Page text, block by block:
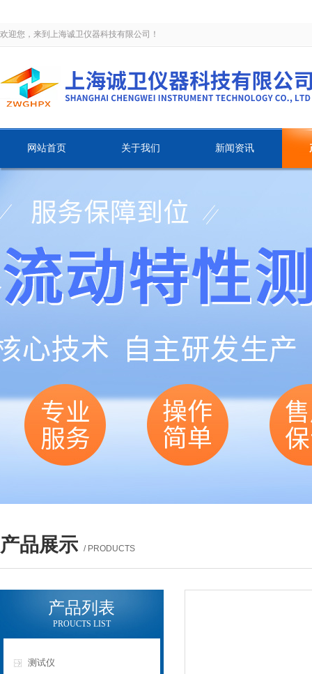
欢迎您，来到上海诚卫仪器科技有限公司！
网站首页 关于我们 新闻资讯
产品展示 / PRODUCTS
产品列表
PROUCTS LIST
测试仪